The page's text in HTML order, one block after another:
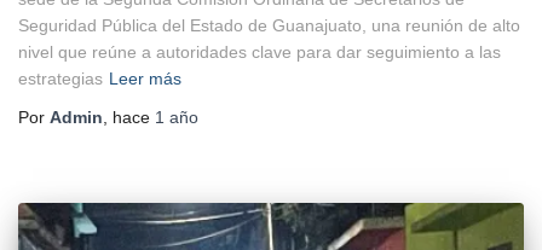
Seguridad Pública del Estado de Guanajuato, una reunión de alto
nivel que reúne a autoridades clave para dar seguimiento a las
estrategias Leer más
Por Admin, hace 1 año